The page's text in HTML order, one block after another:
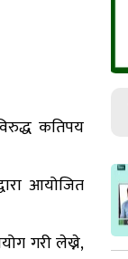
कतिपय
आयोजित
गरी लेख्ने,